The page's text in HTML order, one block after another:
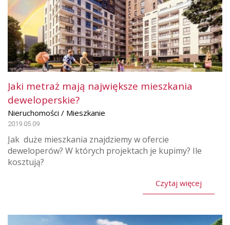
Jaki metraż mają największe mieszkania
deweloperskie?
Nieruchomości / Mieszkanie
2019.05.09
Jak duże mieszkania znajdziemy w ofercie
deweloperów? W których projektach je kupimy? Ile
kosztują?
Czytaj więcej